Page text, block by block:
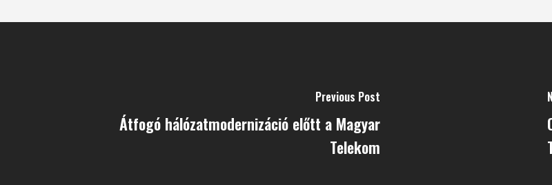
Previous Post
Átfogó hálózatmodernizáció előtt a Magyar
Telekom